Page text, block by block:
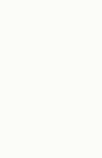
Accueil Vélo
cyclistes en
Je
Recevez le